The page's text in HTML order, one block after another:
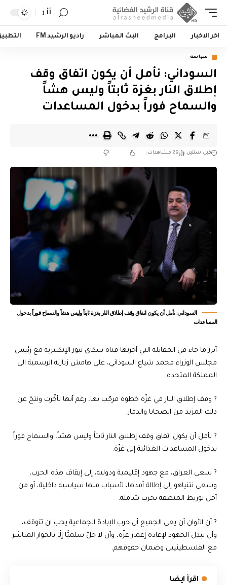
أأ
اخر الاخبار البرامج البث المباشر راديو الرشيد FM
سياسة
السوداني: نأمل أن يكون اتفاق وقف
إطلاق النار بغزة ثابتاً وليس هشاً
والسماح فوراً بدخول المساعدات
قبل سنتين 29 مشاهدات
السوداني: نأمل أن يكون اتفاق وقف إطلاق النار بغزة ثابتاً وليس هشاً والسماح فوراً بدخول
المساعدات
أبرز ما جاء في المقابلة التي أجرتها قناة سكاي نيوز الإنكليزية مع رئيس
مجلس الوزراء محمد شياع السوداني، على هامش زيارته الرسمية الى
المملكة المتحدة:
? وقف إطلاق النار في غزّة خطوة مرحّب بها، رغم أنها تأخّرت ونتجَ عن
ذلك المزيد من الضحايا والدمار.
? نأمل أن يكون اتفاق وقف إطلاق النار ثابتاً وليس هشاً، والسماح فوراً
بدخول المساعدات الغذائية إلى غزّة.
? سعى العراق، مع جهود إقليمية ودولية، إلى إيقاف هذه الحرب،
وسعى نتنياهو إلى إطالة أمدها، لأسباب منها سياسية داخلية، أو من
أجل توريط المنطقة بحرب شاملة.
? آن الأوان أن يعي الجميع أن حرب الإبادة الجماعية يجب ان تتوقف،
وأن تبذل الجهود لإعادة إعمار غزّة، وأن لا حلّ سلميًّا إلّا بالحوار المباشر
مع الفلسطينيين وضمان حقوقهم.
اقرأ ايضا